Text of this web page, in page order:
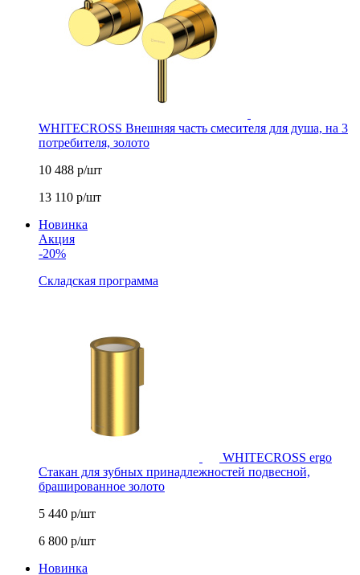
WHITECROSS Внешняя часть смесителя для душа, на 3
потребителя, золото
10 488 р/шт
13 110 р/шт
Новинка
Акция
-20%
Складская программа
WHITECROSS ergo
Стакан для зубных принадлежностей подвесной,
брашированное золото
5 440 р/шт
6 800 р/шт
Новинка